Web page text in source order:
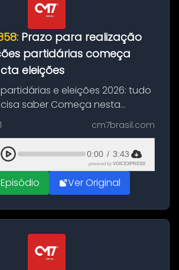
Prazo para realização
partidárias começa
eleições
e eleições 2026: tudo
saber Começa nesta
e vai até 5 de agosto o prazo
políticos e federações
suas convençõ...
cm7brasil.com
0:00 / 3:43
powered by VOICEXPRESS
Ver Original